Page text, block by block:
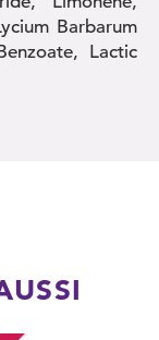
Barbarum
Lactic